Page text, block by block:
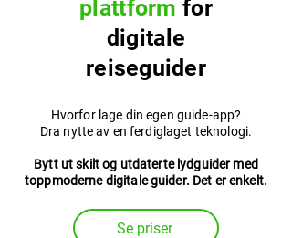
plattform for
digitale
reiseguider
Hvorfor lage din egen guide-app?
Dra nytte av en ferdiglaget teknologi.
Bytt ut skilt og utdaterte lydguider med
toppmoderne digitale guider. Det er enkelt.
Se priser